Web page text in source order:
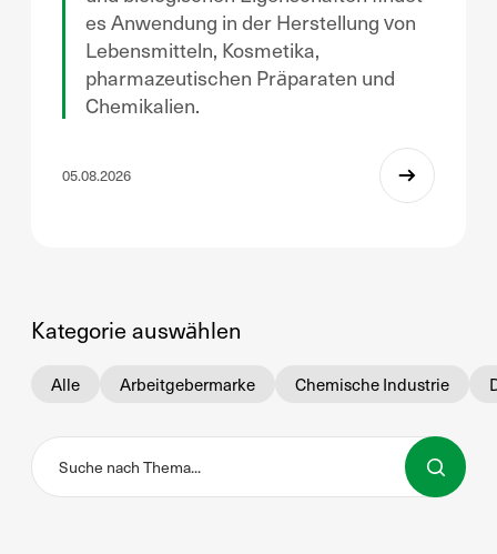
es Anwendung in der Herstellung von
Lebensmitteln, Kosmetika,
pharmazeutischen Präparaten und
Chemikalien.
05.08.2026
Kategorie auswählen
Alle Arbeitgebermarke Chemische Industrie